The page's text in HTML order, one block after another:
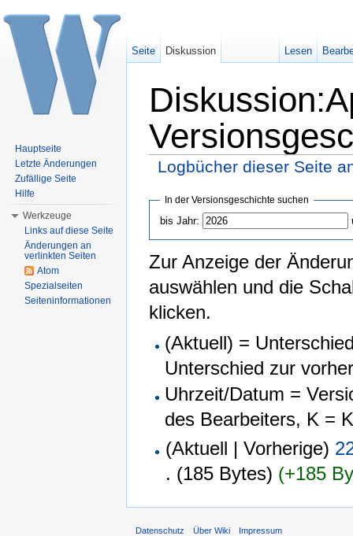
Logbücher dieser Seite
In der Versionsgeschichte suchen
bis Jahr:
Zur Anzeige der
auswählen und die
klicken.
(Aktuell) =
Unterschied zur
Uhrzeit/Datum =
des Bearbeiters, K =
(Aktuell | Vorherige)
. (185 Bytes) (+185
Seite Diskussion Lesen
Hauptseite
Letzte Änderungen
Zufällige Seite
Hilfe
Werkzeuge
Links auf diese Seite
Änderungen an
verlinkten Seiten
Atom
Spezialseiten
Seiteninformationen
Datenschutz Über Wiki Impressum